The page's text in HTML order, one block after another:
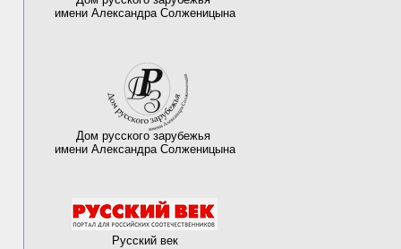
Русский век
имени Александра Солженицына
Дом русского зарубежья
имени Александра Солженицына